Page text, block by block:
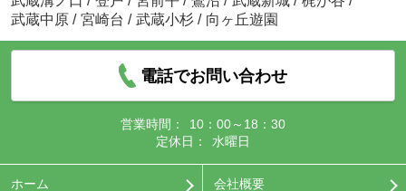
武蔵中原 / 宮崎台 / 武蔵小杉 / 向ヶ丘遊園
電話でお問い合わせ
営業時間：
10：00～18：30
定休日：
水曜日
ホーム 会社概要